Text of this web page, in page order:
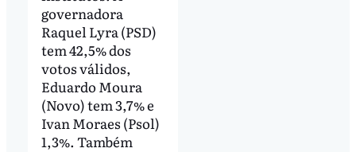
governadora
Raquel Lyra (PSD)
tem 42,5% dos
votos válidos,
Eduardo Moura
(Novo) tem 3,7% e
Ivan Moraes (Psol)
1,3%. Também